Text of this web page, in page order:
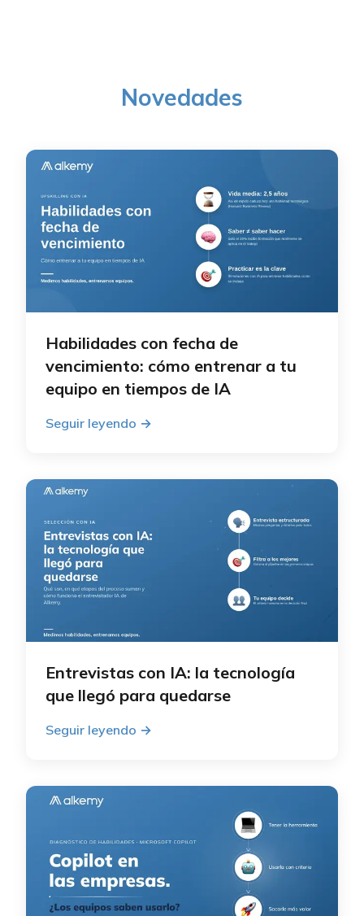
Novedades
Habilidades con fecha de
vencimiento: cómo entrenar a tu
equipo en tiempos de IA
Seguir leyendo →
Entrevistas con IA: la tecnología
que llegó para quedarse
Seguir leyendo →